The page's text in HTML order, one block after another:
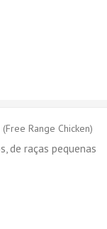
Range Chicken)
de raças pequenas